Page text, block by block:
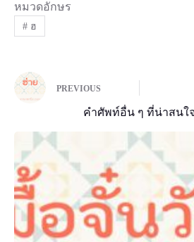
หมวดอักษร
#ฮ
PREVIOUS
คำศัพท์อื่น ๆ ที่น่าสนใจ